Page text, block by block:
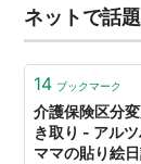
と。 要支援
ネットで話題
14 ブックマーク
介護保険区分
き取り - アル
ママの貼り絵